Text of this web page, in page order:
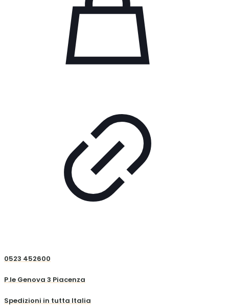
0523 452600
P.le Genova 3 Piacenza
Spedizioni in tutta Italia